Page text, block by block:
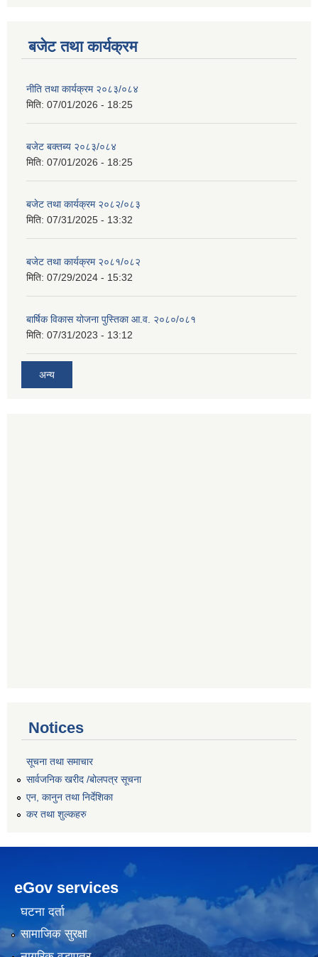
बजेट तथा कार्यक्रम
नीति तथा कार्यक्रम २०८३/०८४
मिति: 07/01/2026 - 18:25
बजेट बक्तब्य २०८३/०८४
मिति: 07/01/2026 - 18:25
बजेट तथा कार्यक्रम २०८२/०८३
मिति: 07/31/2025 - 13:32
बजेट तथा कार्यक्रम २०८१/०८२
मिति: 07/29/2024 - 15:32
बार्षिक विकास योजना पुस्तिका आ.व. २०८०/०८१
मिति: 07/31/2023 - 13:12
अन्य
Notices
सूचना तथा समाचार
सार्वजनिक खरीद /बोलपत्र सूचना
एन, कानुन तथा निर्देशिका
कर तथा शुल्कहरु
eGov services
घटना दर्ता
सामाजिक सुरक्षा